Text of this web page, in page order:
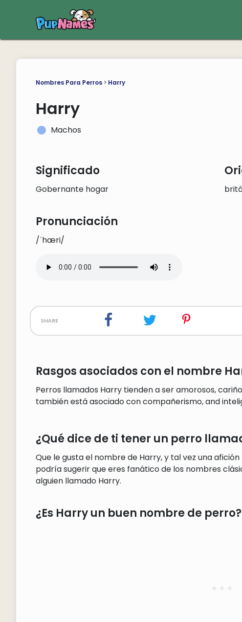
Nombres Para Perros> Harry
Harry
Machos
Significado
Gobernante hogar
Pronunciación
/ˈhæri/
share
Rasgos asociados con el nombre
Perros llamados Harry tienden a ser amorosos,
también está asociado con compañerismo, and
¿Qué dice de ti tener un perro
Que le gusta el nombre de Harry, y tal vez una
podría sugerir que eres fanático de los nombres
alguien llamado Harry.
¿Es Harry un buen nombre de perro?